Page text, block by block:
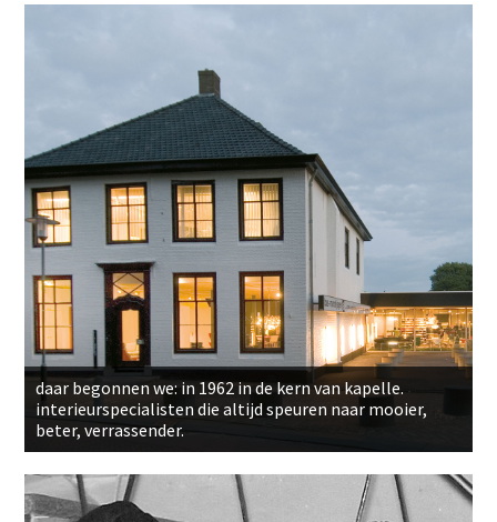
daar begonnen we: in 1962 in de kern van kapelle.
interieurspecialisten die altijd speuren naar mooier,
beter, verrassender.